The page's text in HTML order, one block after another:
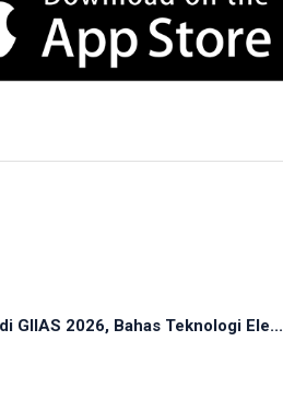
GIIAS 2026, Bahas Teknologi Ele...